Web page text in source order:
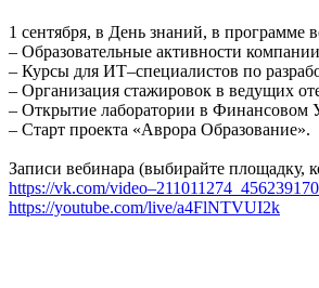
1 сентября, в День знаний, в программе
– Образовательные активности
– Курсы для ИТ–специалистов по
– Организация стажировок в ведущих
– Открытие лаборатории в Финансовом
– Старт проекта «Аврора Образование».
Записи вебинара (выбирайте площадку,
https://vk.com/video–211011274_456239170
https://youtube.com/live/a4FlNTVUI2k